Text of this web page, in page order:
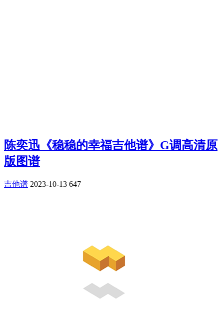
陈奕迅《稳稳的幸福吉他谱》G调高清原
版图谱
吉他谱 2023-10-13 647